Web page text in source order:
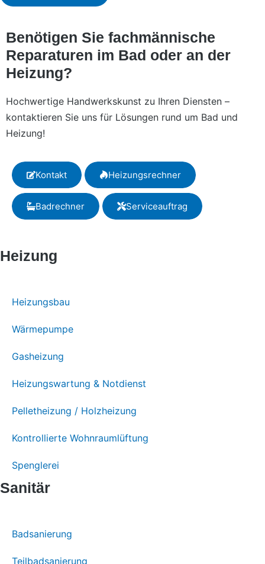
Benötigen Sie fachmännische
Reparaturen im Bad oder an der
Heizung?
Hochwertige Handwerkskunst zu Ihren Diensten –
kontaktieren Sie uns für Lösungen rund um Bad und
Heizung!
Kontakt Heizungsrechner
Badrechner Serviceauftrag
Heizung
Heizungsbau
Wärmepumpe
Gasheizung
Heizungswartung & Notdienst
Pelletheizung / Holzheizung
Kontrollierte Wohnraumlüftung
Spenglerei
Sanitär
Badsanierung
Teilbadsanierung